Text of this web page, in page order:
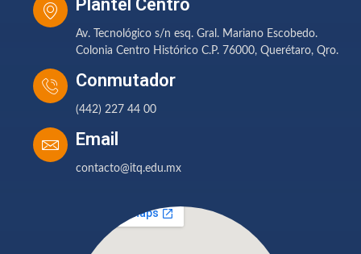
Plantel Centro
Av. Tecnológico s/n esq. Gral. Mariano Escobedo.
Colonia Centro Histórico C.P. 76000, Querétaro, Qro.
Conmutador
(442) 227 44 00
Email
contacto@itq.edu.mx